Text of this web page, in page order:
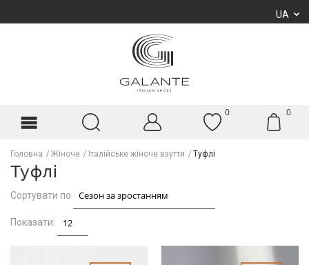
UA
0 0
Головна Жіноче Італійське жіноче взуття Туфлі
Туфлі
Сортувати по
Показати: